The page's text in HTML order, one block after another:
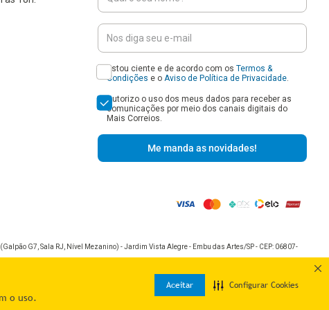
o uso.
Aceitar Configurar Cookies
Estou ciente e de acordo com os Termos &
Condições e o Aviso de Política de Privacidade
Autorizo o uso dos meus dados para receber as
comunicações por meio dos canais digitais do
Mais Correios.
Me manda as novidades!
G7, Sala RJ, Nível Mezanino) - Jardim Vista Alegre - Embu das Artes/SP - CEP: 06807-